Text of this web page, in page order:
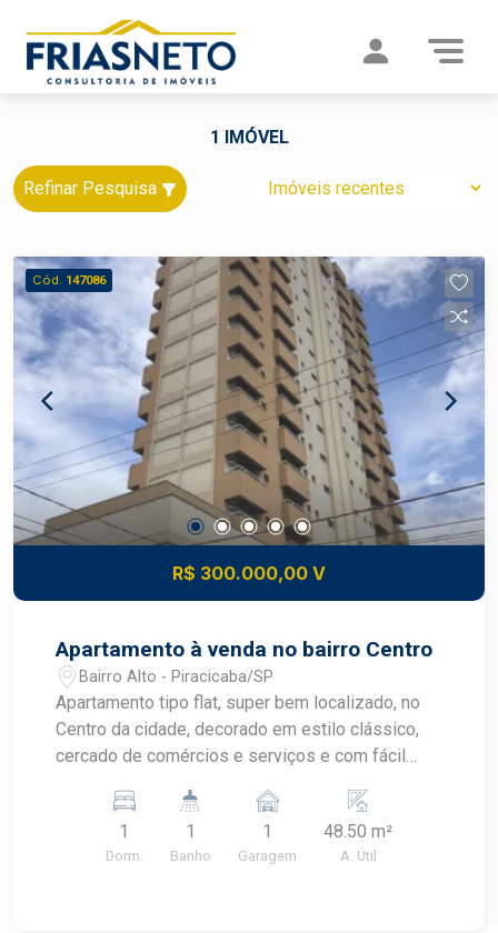
1 IMÓVEL
Refinar Pesquisa
Cód. 147086
R$ 300.000,00 V
Apartamento à venda no bairro Centro
Bairro Alto - Piracicaba/SP
Apartamento tipo flat, super bem localizado, no
Centro da cidade, decorado em estilo clássico,
cercado de comércios e serviços e com fácil
Avenida Armando Salles de Oliveira. - 48m² de
área útil; - Quarto; - Sala; - Cozinha; - Banheiro; -
Vaga para garagem. O Flat inclui serviço de
1
Dorm.
1
Banho
1
Garagem
48.50 m²
A. Útil